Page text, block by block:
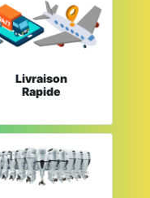
Livraison
Rapide